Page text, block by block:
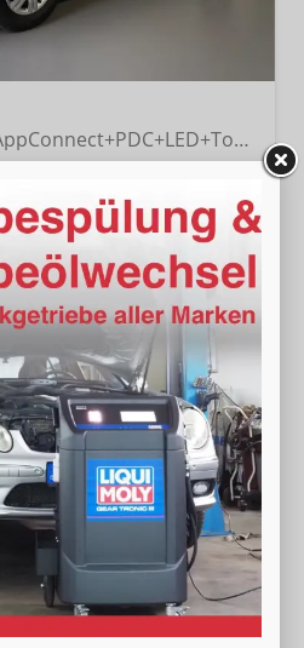
1.0 MPI Sitzheizung+AppConnect+PDC+LED+Touch+Lichtsensor+MultiLenkrad
Getriebe Schalt. 5-Gang
Außenfarbe [0Q0Q] Pure White
Kilometerstand 20 km
Wir rufen Sie anFahrzeugexposé (PDF)
Fahrzeug parken
l/100km
g/km